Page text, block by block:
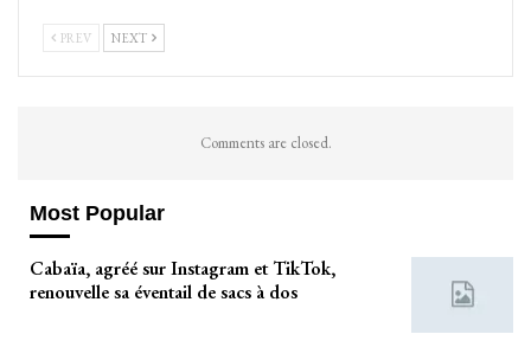
PREV NEXT
Comments are closed.
Most Popular
Cabaïa, agréé sur Instagram et TikTok,
renouvelle sa éventail de sacs à dos